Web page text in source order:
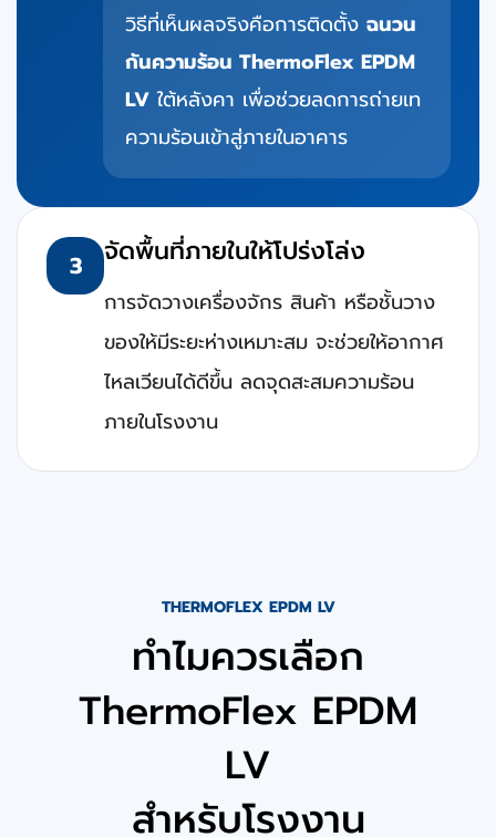
วิธีที่เห็นผลจริงคือการติดตั้ง ฉนวน
กันความร้อน ThermoFlex EPDM
LV ใต้หลังคา เพื่อช่วยลดการถ่ายเท
ความร้อนเข้าสู่ภายในอาคาร
3 จัดพื้นที่ภายในให้โปร่งโล่ง
การจัดวางเครื่องจักร สินค้า หรือชั้นวาง
ของให้มีระยะห่างเหมาะสม จะช่วยให้อากาศ
ไหลเวียนได้ดีขึ้น ลดจุดสะสมความร้อน
ภายในโรงงาน
THERMOFLEX EPDM LV
ทําไมควรเลือก
ThermoFlex EPDM
LV
สําหรับโรงงาน